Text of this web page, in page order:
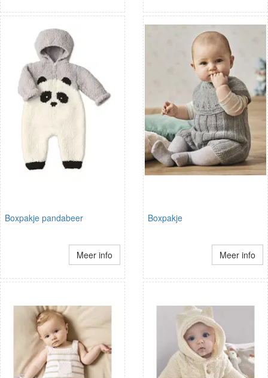
Boxpakje pandabeer
Meer info
Boxpakje
Meer info